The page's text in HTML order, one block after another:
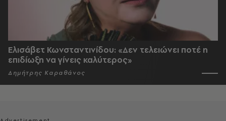
Ελισάβετ Κωνσταντινίδου: «Δεν τελειώνει ποτέ η
επιδίωξη να γίνεις καλύτερος»
Δημήτρης Καραθάνος